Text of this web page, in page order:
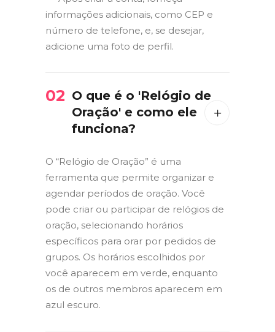
informações adicionais, como CEP e
número de telefone, e, se desejar,
adicione uma foto de perfil.
02 O que é o 'Relógio de
Oração' e como ele
funciona?
O “Relógio de Oração” é uma
ferramenta que permite organizar e
agendar períodos de oração. Você
pode criar ou participar de relógios de
oração, selecionando horários
específicos para orar por pedidos de
grupos. Os horários escolhidos por
você aparecem em verde, enquanto
os de outros membros aparecem em
azul escuro.